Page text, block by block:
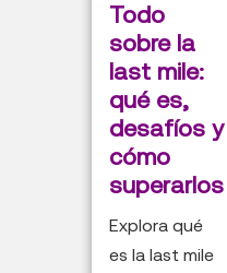
Todo
sobre la
last mile:
qué es,
desafíos y
cómo
superarlos
Explora qué
es la last mile